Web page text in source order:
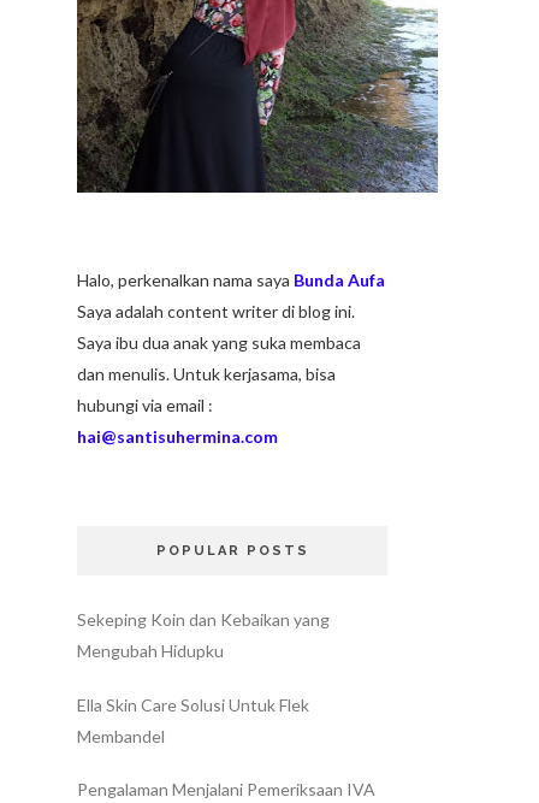
Halo, perkenalkan nama saya Bunda Aufa
Saya adalah content writer di blog ini.
Saya ibu dua anak yang suka membaca
dan menulis. Untuk kerjasama, bisa
hubungi via email :
hai@santisuhermina.com
POPULAR POSTS
Sekeping Koin dan Kebaikan yang
Mengubah Hidupku
Ella Skin Care Solusi Untuk Flek
Membandel
Pengalaman Menjalani Pemeriksaan IVA